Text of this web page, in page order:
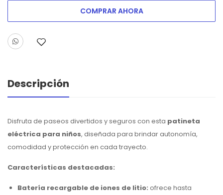
COMPRAR AHORA
Descripción
Disfruta de paseos divertidos y seguros con esta patineta
eléctrica para niños, diseñada para brindar autonomía,
comodidad y protección en cada trayecto.
Características destacadas:
Batería recargable de iones de litio: ofrece hasta